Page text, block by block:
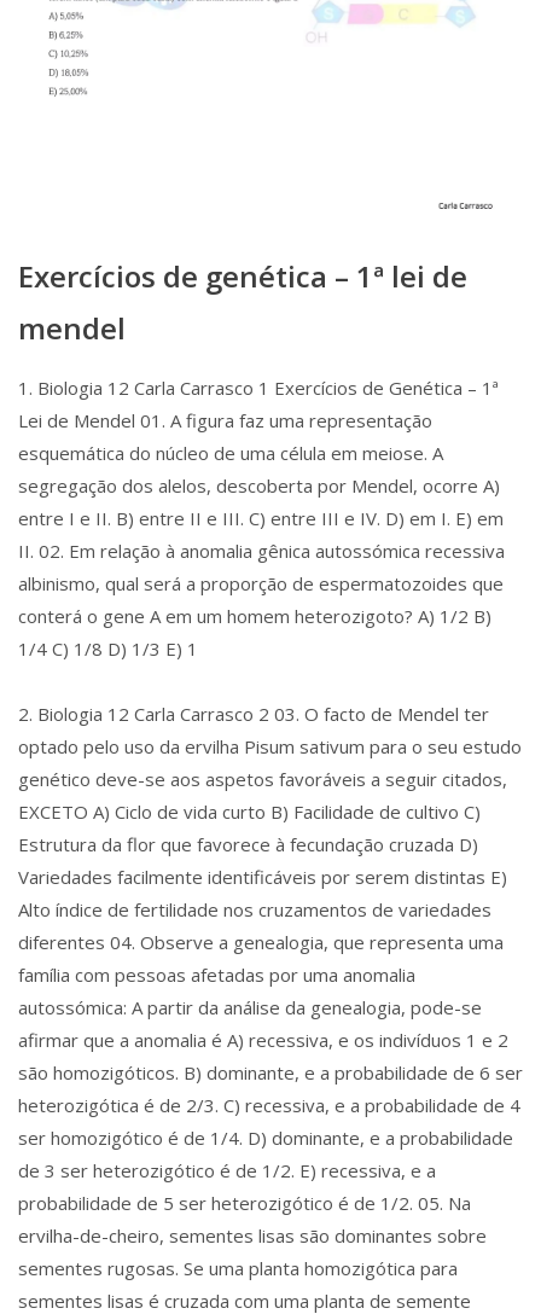
Exercícios de genética – 1ª lei de
mendel
1. Biologia 12 Carla Carrasco 1 Exercícios de Genética – 1ª
Lei de Mendel 01. A figura faz uma representação
esquemática do núcleo de uma célula em meiose. A
segregação dos alelos, descoberta por Mendel, ocorre A)
entre I e II. B) entre II e III. C) entre III e IV. D) em I. E) em
II. 02. Em relação à anomalia gênica autossómica recessiva
albinismo, qual será a proporção de espermatozoides que
conterá o gene A em um homem heterozigoto? A) 1/2 B)
1/4 C) 1/8 D) 1/3 E) 1
2. Biologia 12 Carla Carrasco 2 03. O facto de Mendel ter
optado pelo uso da ervilha Pisum sativum para o seu estudo
genético deve-se aos aspetos favoráveis a seguir citados,
EXCETO A) Ciclo de vida curto B) Facilidade de cultivo C)
Estrutura da flor que favorece à fecundação cruzada D)
Variedades facilmente identificáveis por serem distintas E)
Alto índice de fertilidade nos cruzamentos de variedades
diferentes 04. Observe a genealogia, que representa uma
família com pessoas afetadas por uma anomalia
autossómica: A partir da análise da genealogia, pode-se
afirmar que a anomalia é A) recessiva, e os indivíduos 1 e 2
são homozigóticos. B) dominante, e a probabilidade de 6 ser
heterozigótica é de 2/3. C) recessiva, e a probabilidade de 4
ser homozigótico é de 1/4. D) dominante, e a probabilidade
de 3 ser heterozigótico é de 1/2. E) recessiva, e a
probabilidade de 5 ser heterozigótico é de 1/2. 05. Na
ervilha-de-cheiro, sementes lisas são dominantes sobre
sementes rugosas. Se uma planta homozigótica para
sementes lisas é cruzada com uma planta de semente